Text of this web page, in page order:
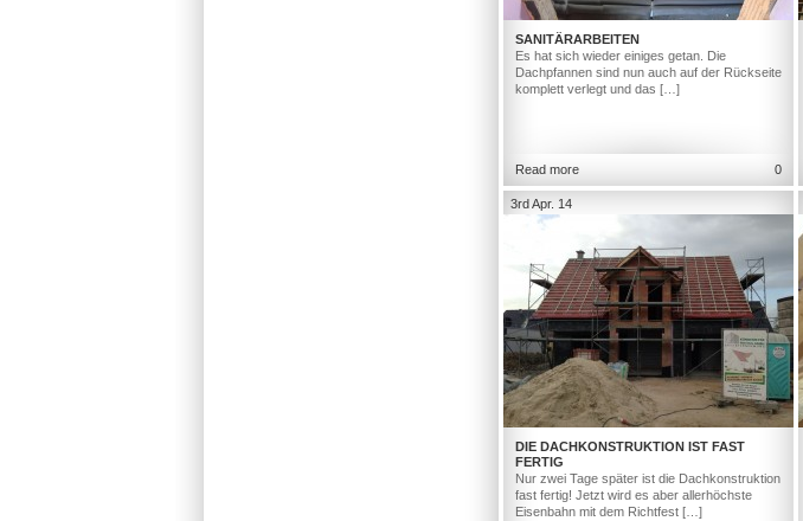
SANITÄRARBEITEN
Es hat sich wieder einiges getan. Die
Dachpfannen sind nun auch auf der Rückseite
komplett verlegt und das […]
Read more 0
3rd Apr. 14
DIE DACHKONSTRUKTION IST FAST
FERTIG
Nur zwei Tage später ist die Dachkonstruktion
fast fertig! Jetzt wird es aber allerhöchste
Eisenbahn mit dem Richtfest […]